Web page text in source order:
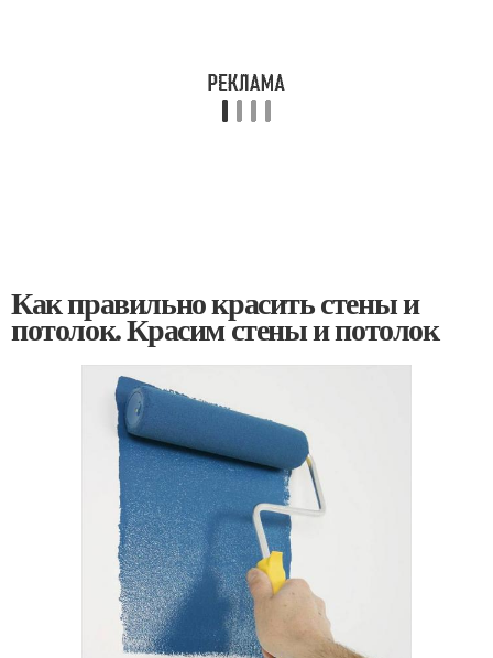
Как правильно красить стены и
потолок. Красим стены и потолок